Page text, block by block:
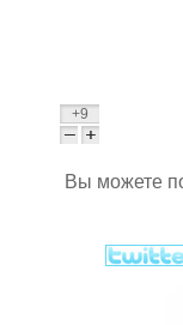
+9
Вы можете